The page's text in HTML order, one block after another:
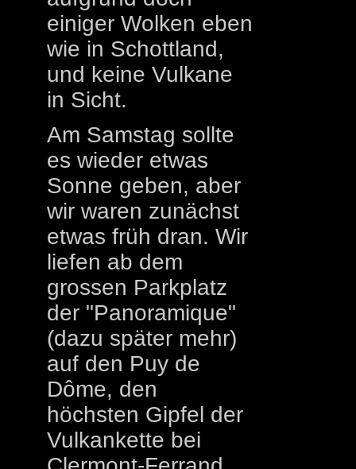
einiger Wolken eben
wie in Schottland,
und keine Vulkane
in Sicht.
Am Samstag sollte
es wieder etwas
Sonne geben, aber
wir waren zunächst
etwas früh dran. Wir
liefen ab dem
grossen Parkplatz
der "Panoramique"
(dazu später mehr)
auf den Puy de
Dôme, den
höchsten Gipfel der
Vulkankette bei